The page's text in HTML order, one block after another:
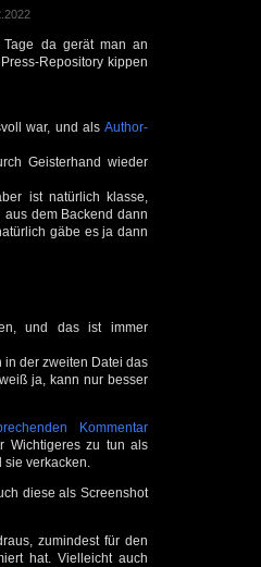
da gerät man an
Repository kippen
war, und als Author-
Geisterhand wieder
ist natürlich klasse,
dem Backend dann
gäbe es ja dann
und das ist immer
in der zweiten Datei das
ja, kann nur besser
Kommentar
Wichtigeres zu tun als
sie verkacken.
diese als Screenshot
zumindest für den
hat. Vielleicht auch